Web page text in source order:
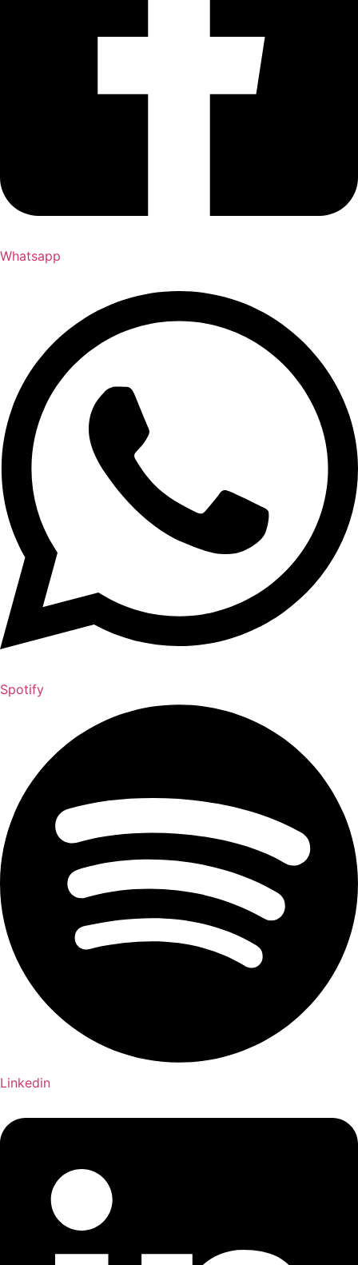
Whatsapp
Spotify
Linkedin